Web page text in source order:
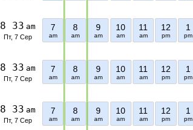
8 33 am
Пт, 7 Сер
7
am
8
am
9
am
10
am
11
am
12
pm
1
pm
8 33 am
Пт, 7 Сер
7
am
8
am
9
am
10
am
11
am
12
pm
1
pm
8 33 am
Пт, 7 Сер
7
am
8
am
9
am
10
am
11
am
12
pm
1
pm